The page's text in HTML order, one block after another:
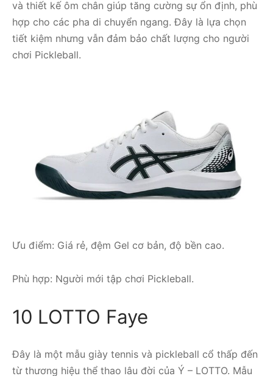
và thiết kế ôm chân giúp tăng cường sự ổn định, phù
hợp cho các pha di chuyển ngang. Đây là lựa chọn
tiết kiệm nhưng vẫn đảm bảo chất lượng cho người
chơi Pickleball.
Ưu điểm: Giá rẻ, đệm Gel cơ bản, độ bền cao.
Phù hợp: Người mới tập chơi Pickleball.
10 LOTTO Faye
Đây là một mẫu giày tennis và pickleball cổ thấp đến
từ thương hiệu thể thao lâu đời của Ý – LOTTO. Mẫu